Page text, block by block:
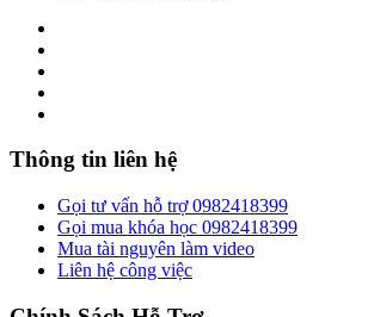
Thông tin liên hệ
Gọi tư vấn hỗ trợ 0982418399
Gọi mua khóa học 0982418399
Mua tài nguyên làm video
Liên hệ công việc